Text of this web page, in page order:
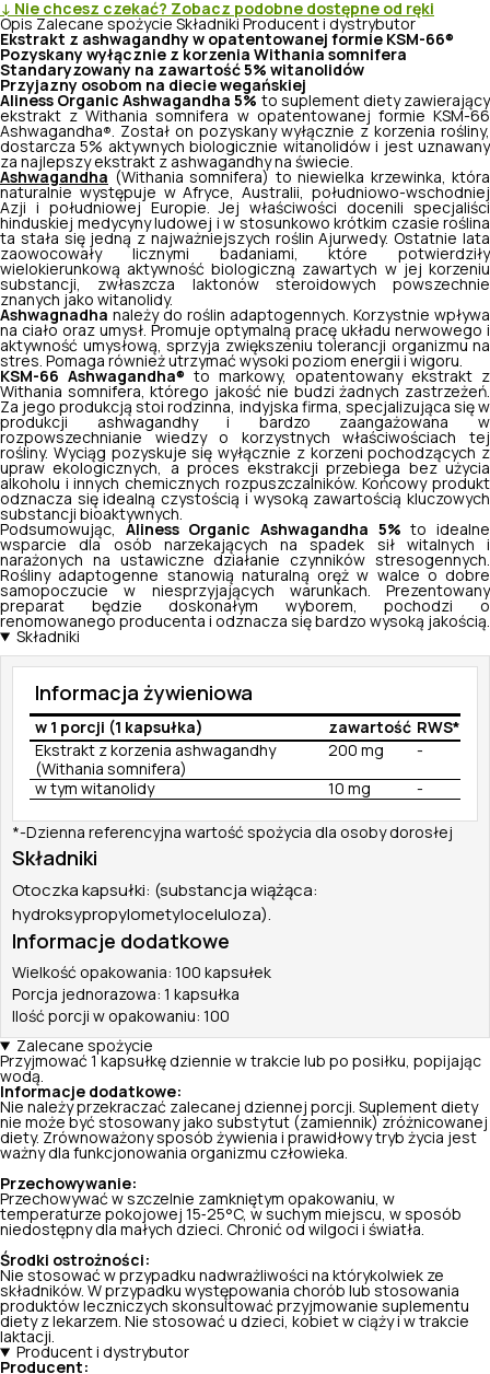
↓ Nie chcesz czekać? Zobacz podobne dostępne od ręki
Opis Zalecane spożycie Składniki Producent i dystrybutor
Ekstrakt z ashwagandhy w opatentowanej formie KSM-66®
Pozyskany wyłącznie z korzenia Withania somnifera
Standaryzowany na zawartość 5% witanolidów
Przyjazny osobom na diecie wegańskiej
Aliness Organic Ashwagandha 5% to suplement diety zawierający
ekstrakt zWithania somnifera
w opatentowanej formie KSM-66
Ashwagandha®
. Został on pozyskany wyłącznie z korzenia rośliny,
dostarcza 5% aktywnych biologicznie witanolidów i jest uznawany
za najlepszy ekstrakt z ashwagandhy na świecie.
Ashwagandha (Withania somnifera) to niewielka krzewinka, która
naturalnie występuje w Afryce, Australii, południowo-wschodniej
Azji i południowej Europie. Jej właściwości docenili specjaliści
hinduskiej medycyny ludowej i w stosunkowo krótkim czasie roślina
ta stała się jedną z najważniejszych roślin Ajurwedy. Ostatnie lata
zaowocowały licznymi badaniami, które potwierdziły
wielokierunkową aktywność biologiczną zawartych w jej korzeniu
substancji, zwłaszcza laktonów steroidowych powszechnie
znanych jako witanolidy.
Ashwagnadha należy do roślin adaptogennych. Korzystnie wpływa
na ciało oraz umysł. Promuje optymalną pracę układu nerwowego i
aktywność umysłową, sprzyja zwiększeniu tolerancji organizmu na
stres. Pomaga również utrzymać wysoki poziom energii i wigoru.
KSM-66 Ashwagandha®
to markowy, opatentowany ekstrakt z
Withania somnifera,
którego jakość nie budzi żadnych zastrzeżeń.
Za jego produkcją stoi rodzinna, indyjska firma, specjalizująca się w
produkcji ashwagandhy i bardzo zaangażowana w
rozpowszechnianie wiedzy o korzystnych właściwościach tej
rośliny. Wyciąg pozyskuje się wyłącznie z korzeni pochodzących z
upraw ekologicznych, a proces ekstrakcji przebiega bez użycia
alkoholu i innych chemicznych rozpuszczalników. Końcowy produkt
odznacza się idealną czystością i wysoką zawartością kluczowych
substancji bioaktywnych.
Podsumowując,
Aliness Organic Ashwagandha 5% to idealne
wsparcie dla osób narzekających na spadek sił witalnych i
narażonych na ustawiczne działanie czynników stresogennych.
Rośliny adaptogenne stanowią naturalną oręż w walce o dobre
samopoczucie w niesprzyjających warunkach. Prezentowany
preparat będzie doskonałym wyborem, pochodzi o
renomowanego producenta i odznacza się bardzo wysoką jakością.
Składniki
Informacja żywieniowa
w 1 porcji (1 kapsułka) zawartość RWS*
Ekstrakt z korzenia ashwagandhy
(Withania somnifera)
200 mg -
w tym witanolidy 10 mg -
*-Dzienna referencyjna wartość spożycia dla osoby dorosłej
Składniki
Otoczka kapsułki: (substancja wiążąca:
hydroksypropylometyloceluloza).
Informacje dodatkowe
Wielkość opakowania: 100 kapsułek
Porcja jednorazowa: 1 kapsułka
Ilość porcji w opakowaniu: 100
Zalecane spożycie
Przyjmować 1 kapsułkę dziennie w trakcie lub po posiłku, popijając
wodą.
Informacje dodatkowe:
Nie należy przekraczać zalecanej dziennej porcji. Suplement diety
nie może być stosowany jako substytut (zamiennik) zróżnicowanej
diety. Zrównoważony sposób żywienia i prawidłowy tryb życia jest
ważny dla funkcjonowania organizmu człowieka.
Przechowywanie:
Przechowywać w szczelnie zamkniętym opakowaniu, w
temperaturze pokojowej 15‑25°C, w suchym miejscu, w sposób
niedostępny dla małych dzieci. Chronić od wilgoci i światła.
Środki ostrożności:
Nie stosować w przypadku nadwrażliwości na którykolwiek ze
składników. W przypadku występowania chorób lub stosowania
produktów leczniczych skonsultować przyjmowanie suplementu
diety z lekarzem. Nie stosować u dzieci, kobiet w ciąży i w trakcie
laktacji.
Producent i dystrybutor
Producent: